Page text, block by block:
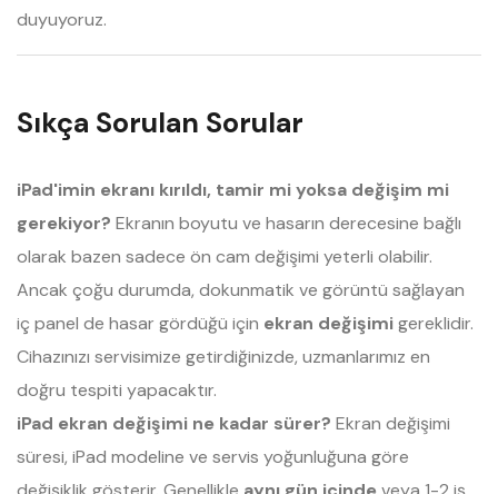
duyuyoruz.
Sıkça Sorulan Sorular
iPad'imin ekranı kırıldı, tamir mi yoksa değişim mi
gerekiyor? Ekranın boyutu ve hasarın derecesine bağlı
olarak bazen sadece ön cam değişimi yeterli olabilir.
Ancak çoğu durumda, dokunmatik ve görüntü sağlayan
iç panel de hasar gördüğü için ekran değişimigereklidir.
Cihazınızı servisimize getirdiğinizde, uzmanlarımız en
doğru tespiti yapacaktır.
iPad ekran değişimi ne kadar sürer? Ekran değişimi
süresi, iPad modeline ve servis yoğunluğuna göre